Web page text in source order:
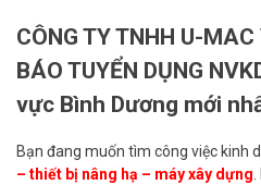
CÔNG TY TNHH U-
BÁO TUYỂN DỤNG
vực Bình Dương mới
Bạn đang muốn tìm công việc kinh
– thiết bị nâng hạ – máy xây dựng